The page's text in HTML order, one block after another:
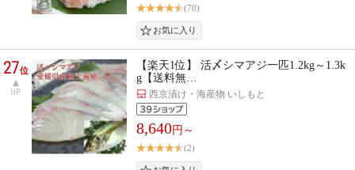
(70)
27位
UP
【楽天1位】 活〆シマアジ一匹1.2kg～1.3k
g【送料無…
西京漬け・海産物 いしもと
8,640円～
(2)